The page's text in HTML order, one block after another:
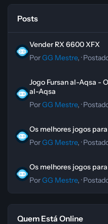
Posts
Vender RX 6600 XFX
PorGG Mestre, ·
Jogo Fursan al-Aqsa -
al-Aqsa
PorGG Mestre, ·
Os melhores jogos
PorGG Mestre, ·
Os melhores jogos
PorGG Mestre, ·
Quem Está Online